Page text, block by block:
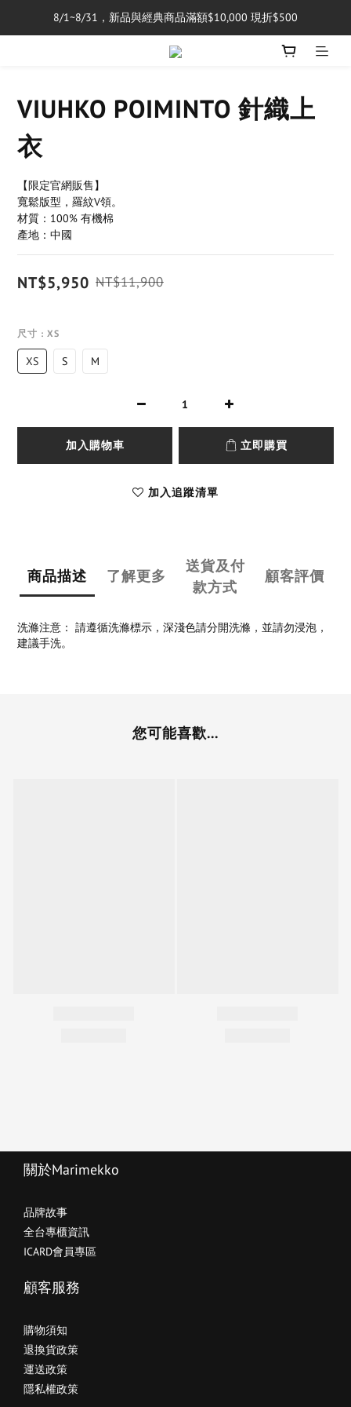
單筆消費滿$5,000享免運費
8/1~8/31，新品與經典商品滿額$10,000 現折$500
單筆消費滿$5,000享免運費
VIUHKO POIMINTO 針織上
衣
【限定官網販售】
寬鬆版型，羅紋V領。
材質：100% 有機棉
產地：中國
NT$5,950 NT$11,900
尺寸 : XS
XS S M
加入購物車 立即購買
加入追蹤清單
商品描述 了解更多
送貨及付
款方式
顧客評價
洗滌注意： 請遵循洗滌標示，深淺色請分開洗滌，並請勿浸泡，
建議手洗。
您可能喜歡...
關於Marimekko
品牌故事
全台專櫃資訊
ICARD會員專區
顧客服務
購物須知
退換貨政策
運送政策
隱私權政策